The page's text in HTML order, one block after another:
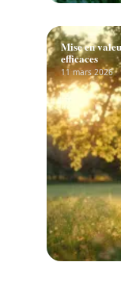
Mise en
efficaces
11 mars 2026